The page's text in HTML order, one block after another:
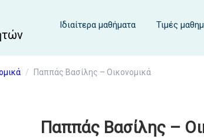
Ιδιαίτερα μαθήματα Τιμές
Παππάς Βασίλης – Οικονομικά
Παππάς Βασίλης –